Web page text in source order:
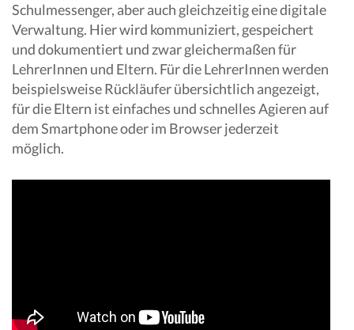
Schulmessenger, aber auch gleichzeitig eine digitale
Verwaltung. Hier wird kommuniziert, gespeichert
und dokumentiert und zwar gleichermaßen für
LehrerInnen und Eltern. Für die LehrerInnen werden
beispielsweise Rückläufer übersichtlich angezeigt,
für die Eltern ist einfaches und schnelles Agieren auf
dem Smartphone oder im Browser jederzeit
möglich.